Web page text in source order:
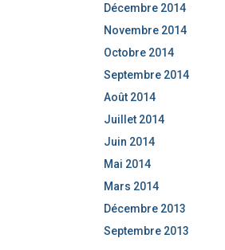
Décembre 2014
Novembre 2014
Octobre 2014
Septembre 2014
Août 2014
Juillet 2014
Juin 2014
Mai 2014
Mars 2014
Décembre 2013
Septembre 2013